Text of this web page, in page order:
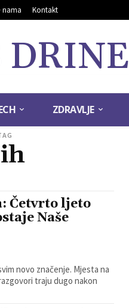
nama Kontakt
DRINE
ZDRAVLJE
Četvrto ljeto
Naše
novo značenje. Mjesta na
traju dugo nakon